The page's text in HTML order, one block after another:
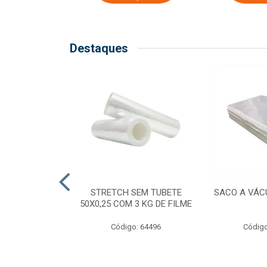
Destaques
STRETCH SEM TUBETE
50X0,25 COM 3 KG DE FILME
Código: 64496
SACO A